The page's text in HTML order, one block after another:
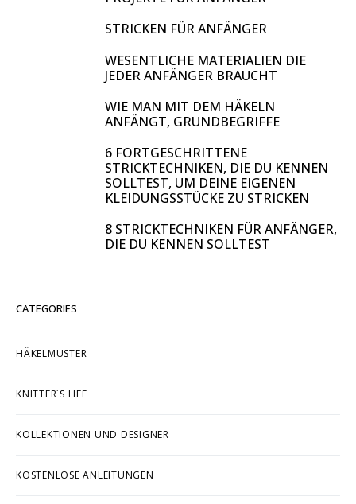
STRICKEN FÜR ANFÄNGER
WESENTLICHE MATERIALIEN DIE
JEDER ANFÄNGER BRAUCHT
WIE MAN MIT DEM HÄKELN
ANFÄNGT, GRUNDBEGRIFFE
6 FORTGESCHRITTENE
STRICKTECHNIKEN, DIE DU KENNEN
SOLLTEST, UM DEINE EIGENEN
KLEIDUNGSSTÜCKE ZU STRICKEN
8 STRICKTECHNIKEN FÜR ANFÄNGER,
DIE DU KENNEN SOLLTEST
CATEGORIES
HÄKELMUSTER
KNITTER´S LIFE
KOLLEKTIONEN UND DESIGNER
KOSTENLOSE ANLEITUNGEN